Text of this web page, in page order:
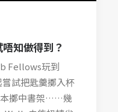
知做得到？
Fellows玩到
試把匙羹擲入杯
本擲中書架……幾